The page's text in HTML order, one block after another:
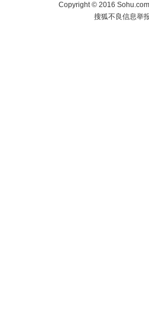
Copyright©2016
搜狐不良信息举